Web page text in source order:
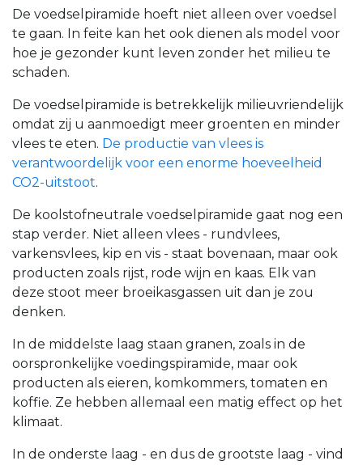
De voedselpiramide hoeft niet alleen over voedsel
te gaan. In feite kan het ook dienen als model voor
hoe je gezonder kunt leven zonder het milieu te
schaden.
De voedselpiramide is betrekkelijk milieuvriendelijk
omdat zij u aanmoedigt meer groenten en minder
vlees te eten. De productie van vlees is
verantwoordelijk voor een enorme hoeveelheid
CO2-uitstoot.
De koolstofneutrale voedselpiramide gaat nog een
stap verder. Niet alleen vlees - rundvlees,
varkensvlees, kip en vis - staat bovenaan, maar ook
producten zoals rijst, rode wijn en kaas. Elk van
deze stoot meer broeikasgassen uit dan je zou
denken.
In de middelste laag staan granen, zoals in de
oorspronkelijke voedingspiramide, maar ook
producten als eieren, komkommers, tomaten en
koffie. Ze hebben allemaal een matig effect op het
klimaat.
In de onderste laag - en dus de grootste laag - vind